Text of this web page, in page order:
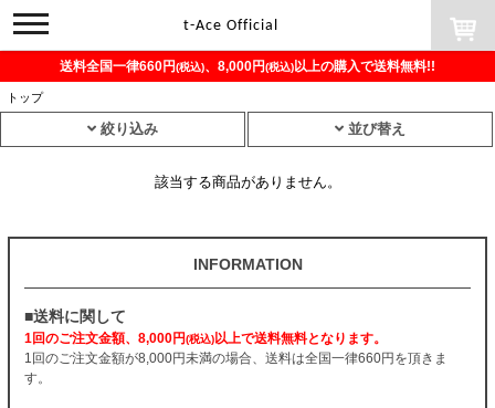
toggle
navigation
t-Ace Official
送料全国一律660円(税込)、8,000円(税込)以上の購入で送料無料!!
トップ
絞り込み 並び替え
該当する商品がありません。
INFORMATION
■送料に関して
1回のご注文金額、8,000円(税込)以上で送料無料となります。
1回のご注文金額が8,000円未満の場合、送料は全国一律660円を頂きま
す。